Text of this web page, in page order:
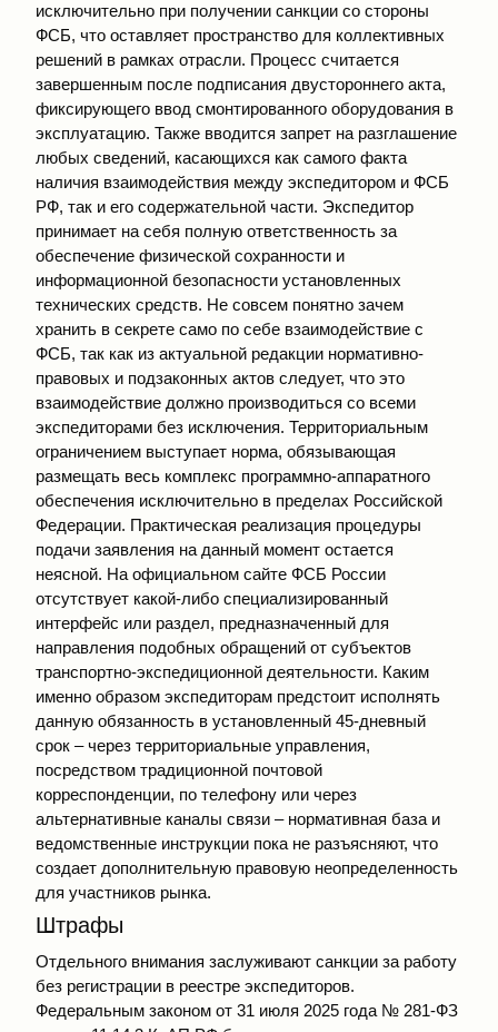
исключительно при получении санкции со стороны
ФСБ, что оставляет пространство для коллективных
решений в рамках отрасли. Процесс считается
завершенным после подписания двустороннего акта,
фиксирующего ввод смонтированного оборудования в
эксплуатацию. Также вводится запрет на разглашение
любых сведений, касающихся как самого факта
наличия взаимодействия между экспедитором и ФСБ
РФ, так и его содержательной части. Экспедитор
принимает на себя полную ответственность за
обеспечение физической сохранности и
информационной безопасности установленных
технических средств. Не совсем понятно зачем
хранить в секрете само по себе взаимодействие с
ФСБ, так как из актуальной редакции нормативно-
правовых и подзаконных актов следует, что это
взаимодействие должно производиться со всеми
экспедиторами без исключения. Территориальным
ограничением выступает норма, обязывающая
размещать весь комплекс программно-аппаратного
обеспечения исключительно в пределах Российской
Федерации. Практическая реализация процедуры
подачи заявления на данный момент остается
неясной. На официальном сайте ФСБ России
отсутствует какой-либо специализированный
интерфейс или раздел, предназначенный для
направления подобных обращений от субъектов
транспортно-экспедиционной деятельности. Каким
именно образом экспедиторам предстоит исполнять
данную обязанность в установленный 45-дневный
срок – через территориальные управления,
посредством традиционной почтовой
корреспонденции, по телефону или через
альтернативные каналы связи – нормативная база и
ведомственные инструкции пока не разъясняют, что
создает дополнительную правовую неопределенность
для участников рынка.
Штрафы
Отдельного внимания заслуживают санкции за работу
без регистрации в реестре экспедиторов.
Федеральным законом от 31 июля 2025 года № 281-ФЗ